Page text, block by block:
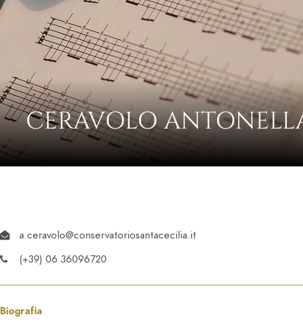
CERAVOLO
a.ceravolo@conservatoriosantacecilia.it
(+39) 06 36096720
Biografia